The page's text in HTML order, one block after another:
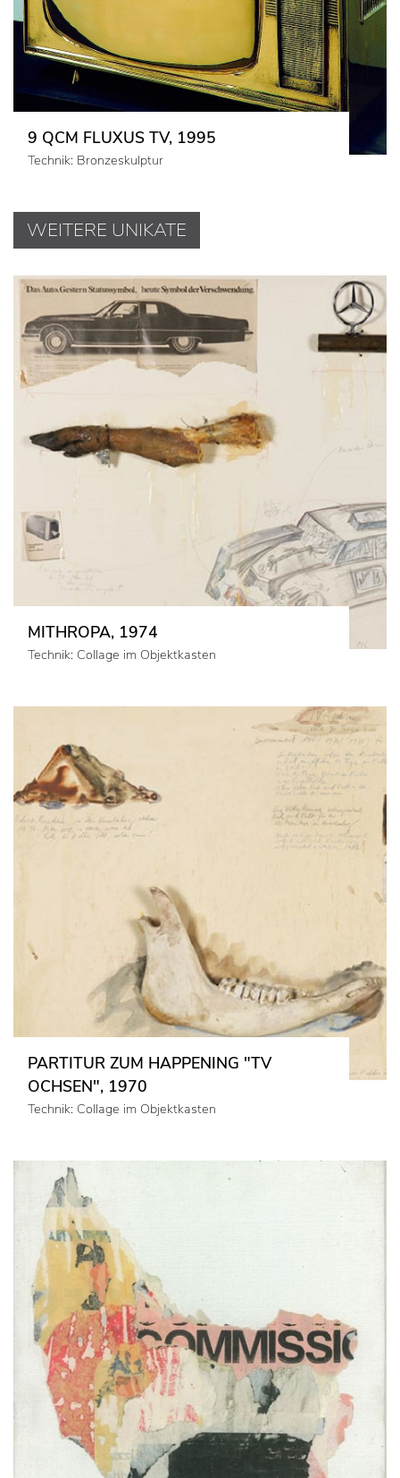
9 QCM FLUXUS TV, 1995
Technik: Bronzeskulptur
WEITERE UNIKATE
MITHROPA, 1974
Technik: Collage im Objektkasten
PARTITUR ZUM HAPPENING "TV
OCHSEN", 1970
Technik: Collage im Objektkasten